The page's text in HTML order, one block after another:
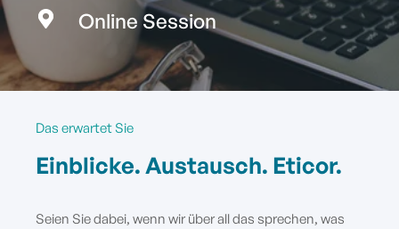
Online Session
Das erwartet Sie
Einblicke. Austausch. Eticor.
Seien Sie dabei, wenn wir über all das sprechen, was